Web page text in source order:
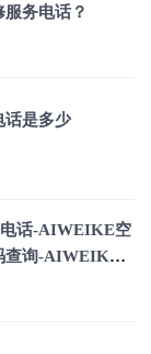
务电话？
话是多少
话-AIWEIKE空
查询-AIWEIKE